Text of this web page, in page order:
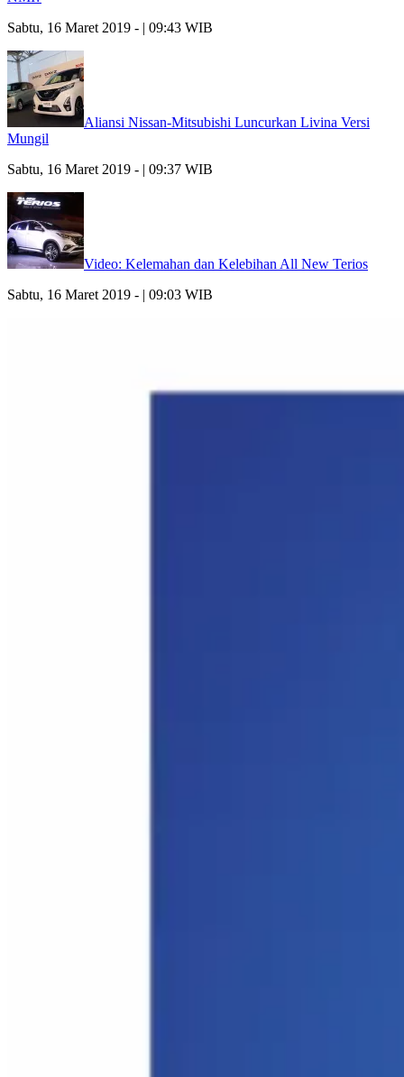
Sabtu, 16 Maret 2019 - | 09:43 WIB
Aliansi Nissan-Mitsubishi Luncurkan Livina Versi
Mungil
Sabtu, 16 Maret 2019 - | 09:37 WIB
Video: Kelemahan dan Kelebihan All New Terios
Sabtu, 16 Maret 2019 - | 09:03 WIB